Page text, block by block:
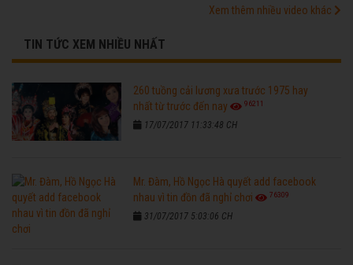
Xem thêm nhiều video khác
TIN TỨC XEM NHIỀU NHẤT
260 tuồng cải lương xưa trước 1975 hay
nhất từ trước đến nay
96211
17/07/2017 11:33:48 CH
Mr. Đàm, Hồ Ngọc Hà quyết add facebook
nhau vì tin đồn đã nghỉ chơi
76309
31/07/2017 5:03:06 CH